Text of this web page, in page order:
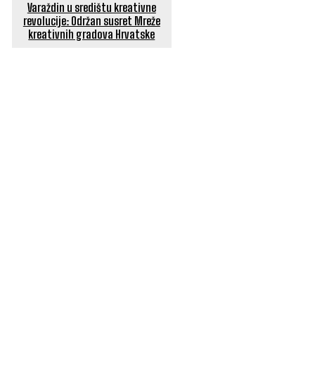
Varaždin u središtu kreativne
revolucije: Održan susret Mreže
kreativnih gradova Hrvatske